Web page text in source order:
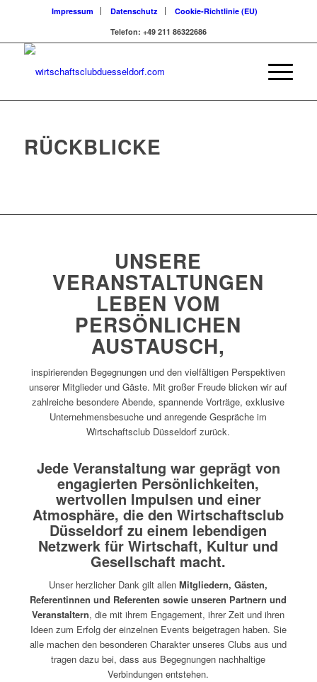
Impressum Datenschutz
Cookie-Richtlinie (EU)
Telefon: +49 211 86322686
RÜCKBLICKE
UNSERE
VERANSTALTUNGEN
LEBEN VOM
PERSÖNLICHEN
AUSTAUSCH,
inspirierenden Begegnungen und den vielfältigen Perspektiven
unserer Mitglieder und Gäste. Mit großer Freude blicken wir auf
zahlreiche besondere Abende, spannende Vorträge, exklusive
Unternehmensbesuche und anregende Gespräche im
Wirtschaftsclub Düsseldorf zurück.
Jede Veranstaltung war geprägt von
engagierten Persönlichkeiten,
wertvollen Impulsen und einer
Atmosphäre, die denWirtschaftsclub
Düsseldorf zu einem lebendigen
Netzwerk fürWirtschaft, Kultur und
Gesellschaft macht.
Unser herzlicher Dank gilt allenMitgliedern, Gästen,
Referentinnen und Referenten sowie unseren Partnern und
Veranstaltern, die mit ihrem Engagement, ihrer Zeit und ihren
Ideen zum Erfolg der einzelnen Events beigetragen haben. Sie
alle machen den besonderen Charakter unseres Clubs aus und
tragen dazu bei, dass aus Begegnungen nachhaltige
Verbindungen entstehen.